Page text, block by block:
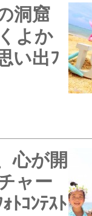
洞窟
よか
い出ﾌ
心が開
ャー
ﾄｺﾝﾃｽﾄ